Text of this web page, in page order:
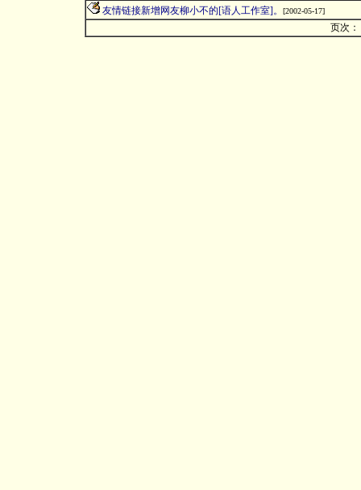
友情链接新增网友柳小不的[语人工作室]。 [2002-05-17]
页次：